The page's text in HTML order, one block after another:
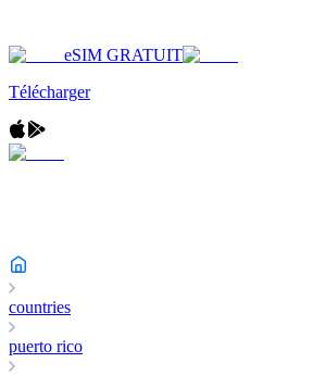
eSIM GRATUIT
Télécharger
countries
puerto rico